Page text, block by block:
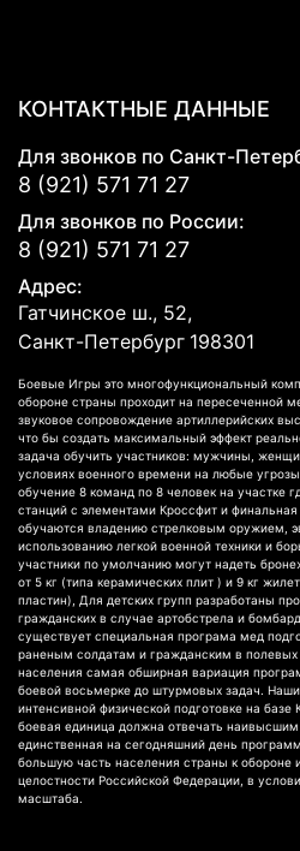
КОНТАКТНЫЕ ДАННЫЕ
Для звонков по Санкт-
8 (921) 571 71 27
Для звонков по России:
8 (921) 571 71 27
Адрес:
Гатчинское ш., 52,
Санкт-Петербург 198301
Боевые Игры это многофункциональный
обороне страны проходит на пересеченной
звуковое сопровождение артиллерийских
что бы создать максимальный эффект
задача обучить участников: мужчины,
условиях военного времени на любые
обучение 8 команд по 8 человек на участке
станций с элементами Кроссфит и финальная
обучаются владению стрелковым оружием,
использованию легкой военной техники и
участники по умолчанию могут надеть
от 5 кг (типа керамических плит ) и 9 кг
пластин), Для детских групп разработаны
гражданских в случае артобстрела и
существует специальная програма мед
раненым солдатам и гражданским в
населения самая обширная вариация
боевой восьмерке до штурмовых задач.
интенсивной физической подготовке на
боевая единица должна отвечать
единственная на сегодняшний день
большую часть населения страны к обороне
целостности Российской Федерации, в
масштаба.